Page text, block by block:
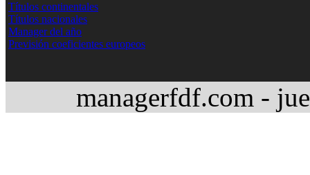
Títulos continentales
Títulos nacionales
Manager del año
Previsión coeficientes europeos
managerfdf.com -